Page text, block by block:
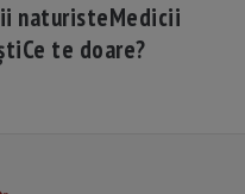
naturisteMedicii
Ce te doare?